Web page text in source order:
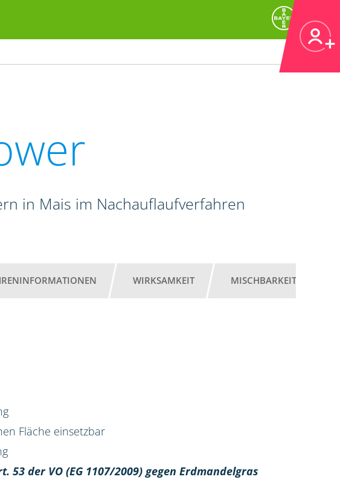
in Mais im Nachauflaufverfahren
WIRKSAMKEIT MISCHBARKEIT
Fläche einsetzbar
53 der VO (EG 1107/2009) gegen Erdmandelgras